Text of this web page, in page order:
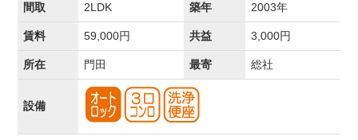
間取
2LDK 築年 2003年
賃料 59,000円 共益 3,000円
所在 門田 最寄 総社
設備